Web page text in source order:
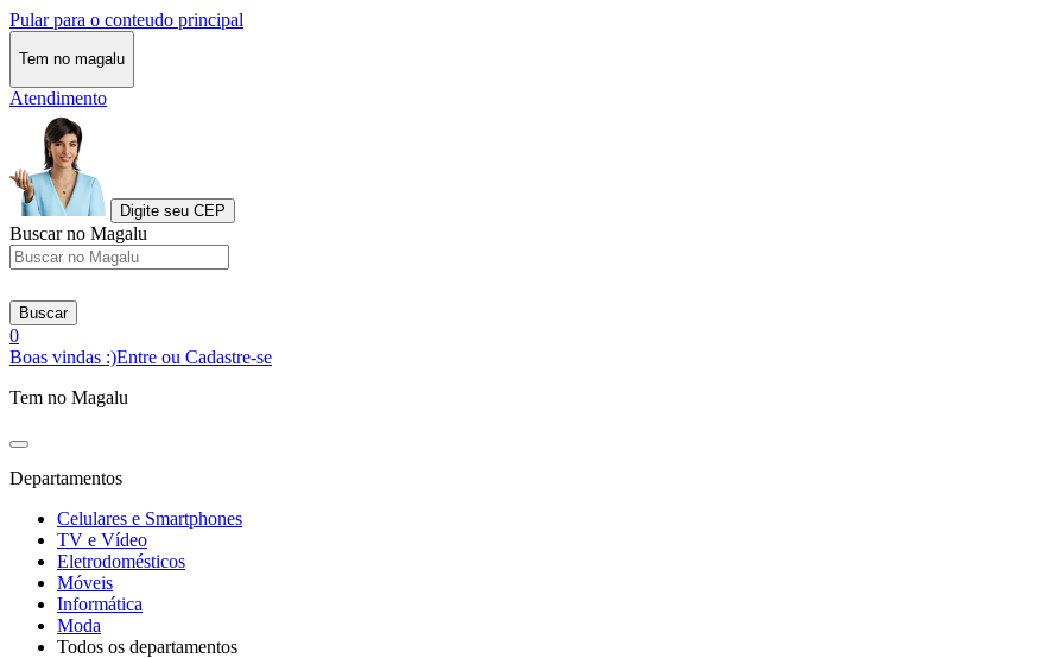
Pular para o conteudo principal
Tem no magalu
Atendimento
Digite seu CEP
Buscar no Magalu
Buscar
0
Boas vindas :)Entre ou Cadastre-se
Tem no Magalu
Departamentos
Celulares e Smartphones
TV e Vídeo
Eletrodomésticos
Móveis
Informática
Moda
Todos os departamentos